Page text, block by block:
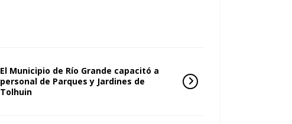
El Municipio de Río Grande capacitó a
personal de Parques y Jardines de
Tolhuin